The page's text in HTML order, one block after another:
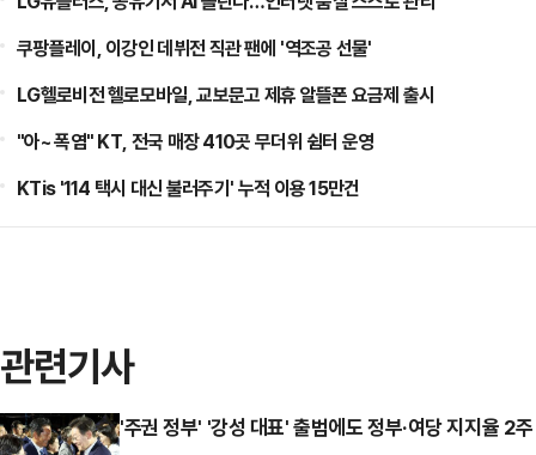
쿠팡플레이, 이강인 데뷔전 직관 팬에 '역조공 선물'
LG헬로비전 헬로모바일, 교보문고 제휴 알뜰폰 요금제 출시
"아~ 폭염" KT, 전국 매장 410곳 무더위 쉼터 운영
KTis '114 택시 대신 불러주기' 누적 이용 15만건
관련기사
'주권 정부' '강성 대표' 출범에도 정부·여당 지지율 2